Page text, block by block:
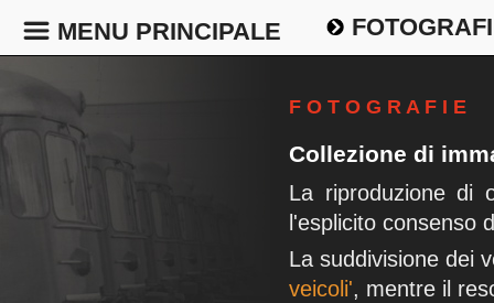
MENU PRINCIPALE
F O T O G R A F I E
Collezione di
La riproduzione di
l'esplicito consenso
La suddivisione dei
veicoli', mentre il